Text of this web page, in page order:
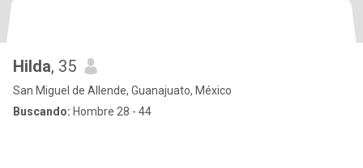
Hilda, 35
San Miguel de Allende, Guanajuato, México
Buscando: Hombre 28 - 44